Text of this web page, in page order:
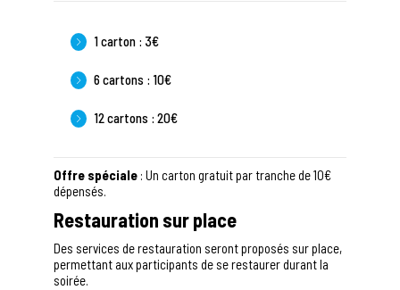
1 carton : 3€
6 cartons : 10€
12 cartons : 20€
Offre spéciale : Un carton gratuit par tranche de 10€
dépensés.
Restauration sur place
Des services de restauration seront proposés sur place,
permettant aux participants de se restaurer durant la
soirée.